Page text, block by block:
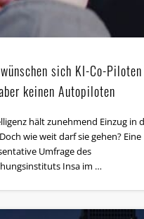
sich KI-Co-
keinen Autopiloten
hält zunehmend Einzug in
wie weit darf sie gehen? Eine
Umfrage des
Insa im …